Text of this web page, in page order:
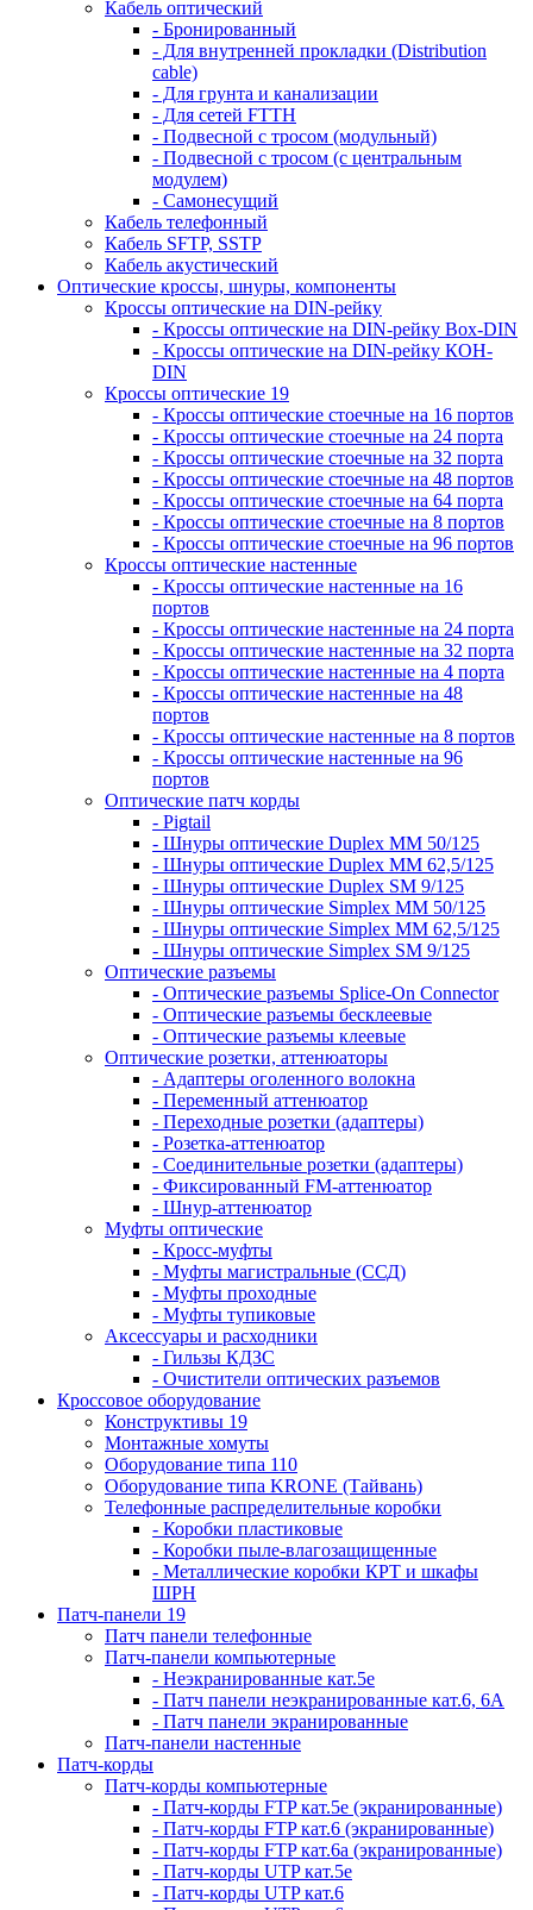
Кабель оптический
- Бронированный
- Для внутренней прокладки (Distribution
cable)
- Для грунта и канализации
- Для сетей FTTH
- Подвесной с тросом (модульный)
- Подвесной с тросом (с центральным
модулем)
- Самонесущий
Кабель телефонный
Кабель SFTP, SSTP
Кабель акустический
Оптические кроссы, шнуры, компоненты
Кроссы оптические на DIN-рейку
- Кроссы оптические на DIN-рейку Box-DIN
- Кроссы оптические на DIN-рейку КОН-
DIN
Кроссы оптические 19
- Кроссы оптические стоечные на 16 портов
- Кроссы оптические стоечные на 24 порта
- Кроссы оптические стоечные на 32 порта
- Кроссы оптические стоечные на 48 портов
- Кроссы оптические стоечные на 64 порта
- Кроссы оптические стоечные на 8 портов
- Кроссы оптические стоечные на 96 портов
Кроссы оптические настенные
- Кроссы оптические настенные на 16
портов
- Кроссы оптические настенные на 24 порта
- Кроссы оптические настенные на 32 порта
- Кроссы оптические настенные на 4 порта
- Кроссы оптические настенные на 48
портов
- Кроссы оптические настенные на 8 портов
- Кроссы оптические настенные на 96
портов
Оптические патч корды
- Pigtail
- Шнуры оптические Duplex MM 50/125
- Шнуры оптические Duplex MM 62,5/125
- Шнуры оптические Duplex SM 9/125
- Шнуры оптические Simplex MM 50/125
- Шнуры оптические Simplex MM 62,5/125
- Шнуры оптические Simplex SM 9/125
Оптические разъемы
- Оптические разъемы Splice-On Connector
- Оптические разъемы бесклеевые
- Оптические разъемы клеевые
Оптические розетки, аттенюаторы
- Адаптеры оголенного волокна
- Переменный аттенюатор
- Переходные розетки (адаптеры)
- Розетка-аттенюатор
- Соединительные розетки (адаптеры)
- Фиксированный FM-аттенюатор
- Шнур-аттенюатор
Муфты оптические
- Кросс-муфты
- Муфты магистральные (ССД)
- Муфты проходные
- Муфты тупиковые
Аксессуары и расходники
- Гильзы КДЗС
- Очистители оптических разъемов
Кроссовое оборудование
Конструктивы 19
Монтажные хомуты
Оборудование типа 110
Оборудование типа KRONE (Тайвань)
Телефонные распределительные коробки
- Коробки пластиковые
- Коробки пыле-влагозащищенные
- Металлические коробки КРТ и шкафы
ШРН
Патч-панели 19
Патч панели телефонные
Патч-панели компьютерные
- Неэкранированные кат.5е
- Патч панели неэкранированные кат.6, 6А
- Патч панели экранированные
Патч-панели настенные
Патч-корды
Патч-корды компьютерные
- Патч-корды FTP кат.5е (экранированные)
- Патч-корды FTP кат.6 (экранированные)
- Патч-корды FTP кат.6а (экранированные)
- Патч-корды UTP кат.5е
- Патч-корды UTP кат.6